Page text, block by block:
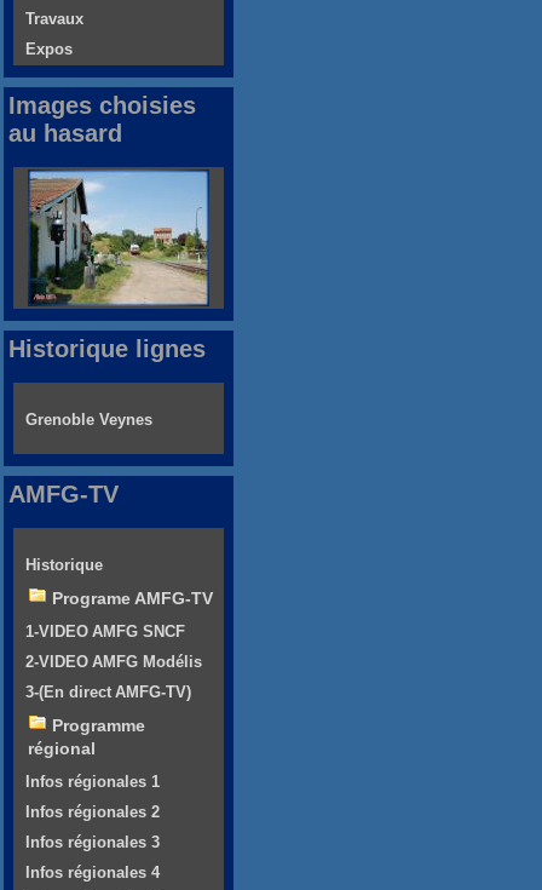
Travaux
Expos
Images choisies
au hasard
Historique lignes
Grenoble Veynes
AMFG-TV
Historique
Programe AMFG-TV
1-VIDEO AMFG SNCF
2-VIDEO AMFG Modélis
3-(En direct AMFG-TV)
Programme
régional
Infos régionales 1
Infos régionales 2
Infos régionales 3
Infos régionales 4